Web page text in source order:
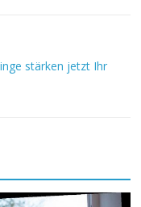
stärken jetzt Ihr